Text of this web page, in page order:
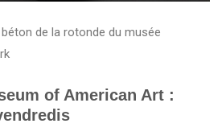
de la rotonde du musée
of American Art :